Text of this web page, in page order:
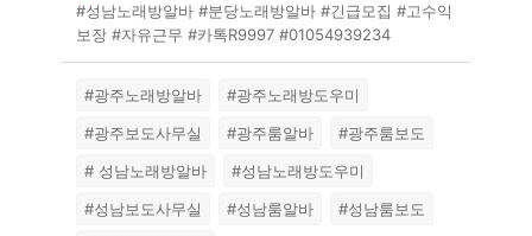
#성남노래방알바 #분당노래방알바 #긴급모집 #고수익
보장 #자유근무 #카톡R9997 #01054939234
#광주노래방알바
#광주노래방도우미
#광주보도사무실
#광주룸알바
#광주룸보도
# 성남노래방알바
#성남노래방도우미
#성남보도사무실
#성남룸알바
#성남룸보도